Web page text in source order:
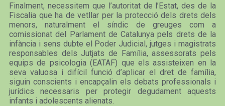
Finalment, necessitem que l’autoritat de l’Estat, des de la
Fiscalia que ha de vetllar per la protecció dels drets dels
menors, naturalment el síndic de greuges com a
comissionat del Parlament de Catalunya pels drets de la
infància i sens dubte el Poder Judicial, jutges i magistrats
responsables dels Jutjats de Família, assessorats pels
equips de psicologia (EATAF) que els assisteixen en la
seva valuosa i difícil funció d’aplicar el dret de família,
siguin conscients i encapçalin els debats professionals i
jurídics necessaris per protegir degudament aquests
infants i adolescents alienats.